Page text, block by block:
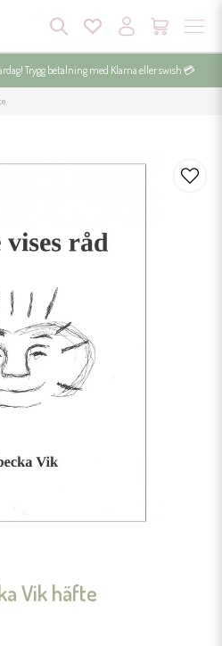
Trygg betalning med Klarna eller swish 💳
Vik häfte